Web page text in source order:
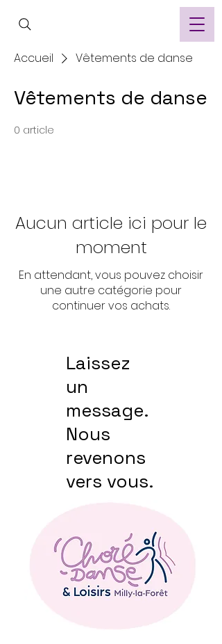
Accueil Vêtements de danse
Vêtements de danse
0 article
Aucun article ici pour le
moment
En attendant, vous pouvez choisir
une autre catégorie pour
continuer vos achats.
Laissez
un
message.
Nous
revenons
vers vous.